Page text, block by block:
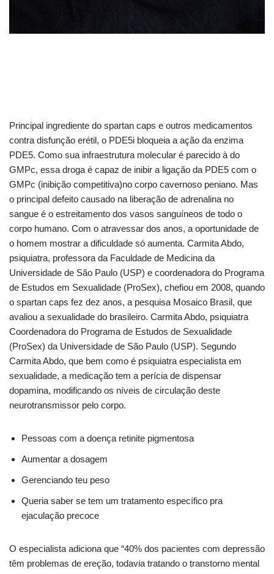
Principal ingrediente do spartan caps e outros medicamentos
contra disfunção erétil, o PDE5i bloqueia a ação da enzima
PDE5. Como sua infraestrutura molecular é parecido à do
GMPc, essa droga é capaz de inibir a ligação da PDE5 com o
GMPc (inibição competitiva)no corpo cavernoso peniano. Mas
o principal defeito causado na liberação de adrenalina no
sangue é o estreitamento dos vasos sanguíneos de todo o
corpo humano. Com o atravessar dos anos, a oportunidade de
o homem mostrar a dificuldade só aumenta. Carmita Abdo,
psiquiatra, professora da Faculdade de Medicina da
Universidade de São Paulo (USP) e coordenadora do Programa
de Estudos em Sexualidade (ProSex), chefiou em 2008, quando
o spartan caps fez dez anos, a pesquisa Mosaico Brasil, que
avaliou a sexualidade do brasileiro. Carmita Abdo, psiquiatra
Coordenadora do Programa de Estudos de Sexualidade
(ProSex) da Universidade de São Paulo (USP). Segundo
Carmita Abdo, que bem como é psiquiatra especialista em
sexualidade, a medicação tem a perícia de dispensar
dopamina, modificando os níveis de circulação deste
neurotransmissor pelo corpo.
Pessoas com a doença retinite pigmentosa
Aumentar a dosagem
Gerenciando teu peso
Queria saber se tem um tratamento específico pra
ejaculação precoce
O especialista adiciona que “40% dos pacientes com depressão
têm problemas de ereção, todavia tratando o transtorno mental